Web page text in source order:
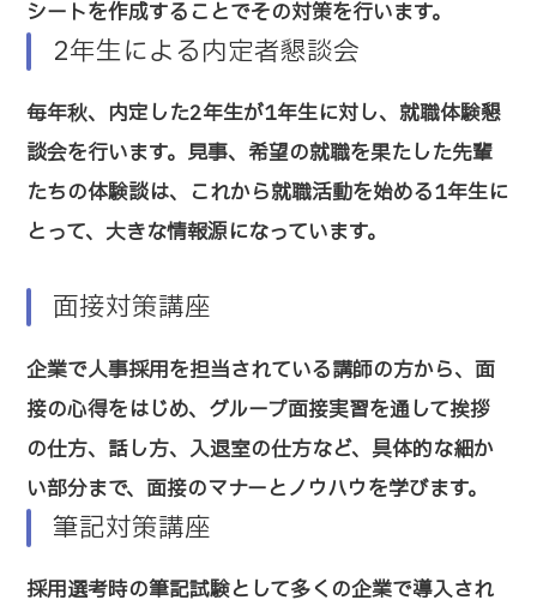
シートを作成することでその対策を行います。
2年生による内定者懇談会
毎年秋、内定した2年生が1年生に対し、就職体験懇
談会を行います。見事、希望の就職を果たした先輩
たちの体験談は、これから就職活動を始める1年生に
とって、大きな情報源になっています。
面接対策講座
企業で人事採用を担当されている講師の方から、面
接の心得をはじめ、グループ面接実習を通して挨拶
の仕方、話し方、入退室の仕方など、具体的な細か
い部分まで、面接のマナーとノウハウを学びます。
筆記対策講座
採用選考時の筆記試験として多くの企業で導入され